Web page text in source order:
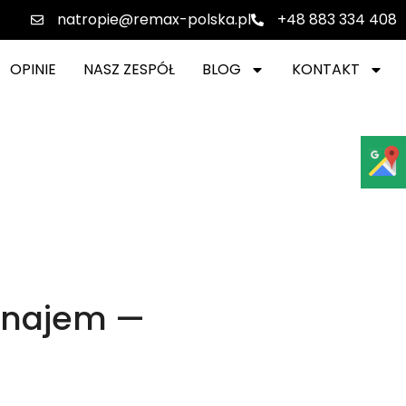
natropie@remax-polska.pl +48 883 334 408
OPINIE NASZ ZESPÓŁ BLOG KONTAKT
—